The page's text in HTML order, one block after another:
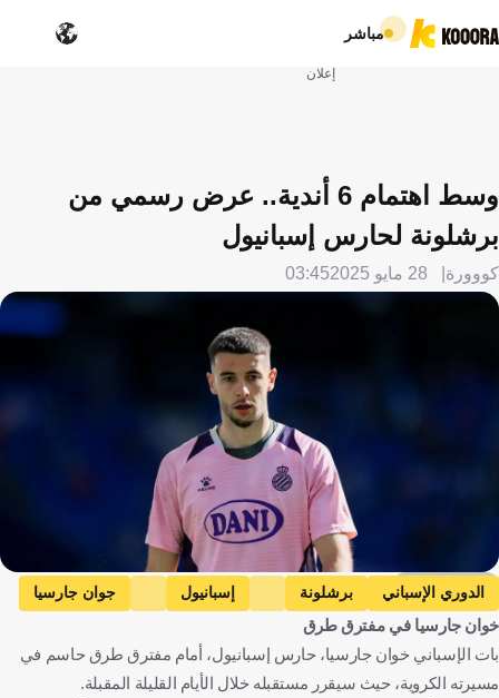
مباشر
إعلان
وسط اهتمام 6 أندية.. عرض رسمي من
برشلونة لحارس إسبانيول
كووورة 28 مايو 2025 03:45
Getty Images
الدوري الإسباني برشلونة إسبانيول
جوان جارسيا
إسبانيا
كرة قدم
خوان جارسيا في مفترق طرق
بات الإسباني خوان جارسيا، حارس إسبانيول، أمام مفترق طرق حاسم في
مسيرته الكروية، حيث سيقرر مستقبله خلال الأيام القليلة المقبلة.